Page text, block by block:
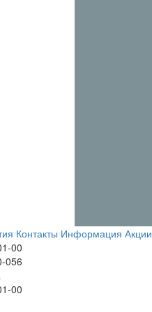
Контакты Информация Акции
00
056
00